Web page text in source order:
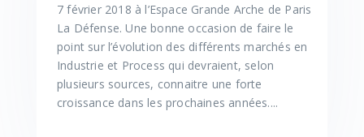
7 février 2018 à l’Espace Grande Arche de Paris
La Défense. Une bonne occasion de faire le
point sur l’évolution des différents marchés en
Industrie et Process qui devraient, selon
plusieurs sources, connaitre une forte
croissance dans les prochaines années....